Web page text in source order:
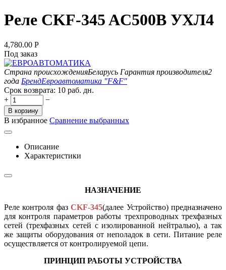
Реле CKF-345 AC500B УХЛ4
4,780.00 Р
Под заказ
Страна происхожденияБеларусь Гарантия производителя2
года БрендЕвроавтоматика "F&F"
Срок возврата: 10 раб. дн.
+
−
В корзину
В избранное Сравнение выбранных
Описание
Характеристики
НАЗНАЧЕНИЕ
Реле контроля фазCKF-345(далее Устройство) предназначено
для контроля параметров работы трехпроводных трехфазных
сетей (трехфазных сетей с изолированной нейтралью), а так
же защиты оборудования от неполадок в сети. Питание реле
осуществляется от контролируемой цепи.
ПРИНЦИП РАБОТЫ УСТРОЙСТВА